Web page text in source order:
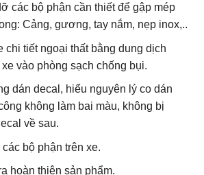
các bộ phận cần thiết để gập mép
Cảng, gương, tay nắm, nẹp inox,..
chi tiết ngoại thất bằng dung dịch
vào phòng sạch chống bụi.
dán decal, hiểu nguyên lý co dán
không làm bai màu, không bị
về sau.
các bộ phận trên xe.
hoàn thiện sản phẩm.